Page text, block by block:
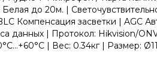
до 20м. |
Компенсация засветки | AGC
данных | Протокол: Hikvision/
| Вес: 0.34кг | Размер: